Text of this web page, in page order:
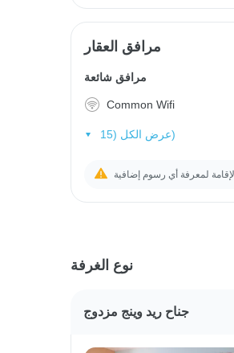
مرافق العقار
مرافق شائعة
Common Wifi
عرض الكل (15)
نوع الغرفة
جناح ريد وينج مزدوج